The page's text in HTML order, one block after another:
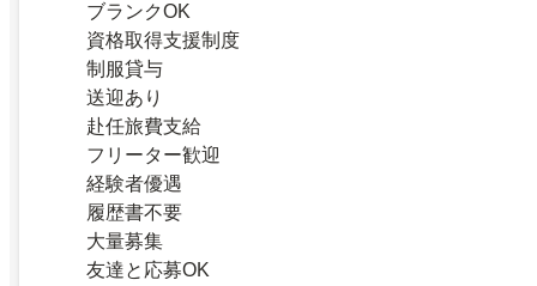
ブランクOK
資格取得支援制度
制服貸与
送迎あり
赴任旅費支給
フリーター歓迎
経験者優遇
履歴書不要
大量募集
友達と応募OK